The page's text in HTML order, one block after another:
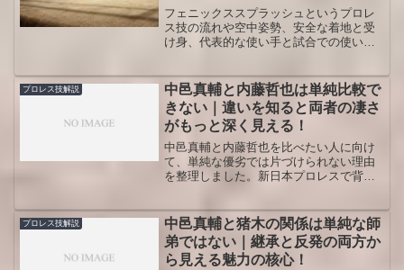
フェニックススプラッシュというプロレ
ス技の流れや空中姿勢、安全な着地と受
け身、代表的な使い手と試合での使い方
る解説記事です。
プロレス技解説
中邑真輔と内藤哲也は単純比較で
きない｜違いを知ると両者の凄さ
がもっと深く見える！
中邑真輔と内藤哲也を比べたい人に向け
て、単純な優劣では片づけられない理由
を整理しました。新日本プロレスで背負
過去の対戦が特別視される理由や主戦場
が分かれた今だからこそ見えてくる面白
さまで、プロレスファン目線で丁寧に掘
り下げています。
プロレス技解説
中邑真輔と猪木の関係は単純な師
弟ではない｜継承と反発の両方か
ら見える魅力の核心！